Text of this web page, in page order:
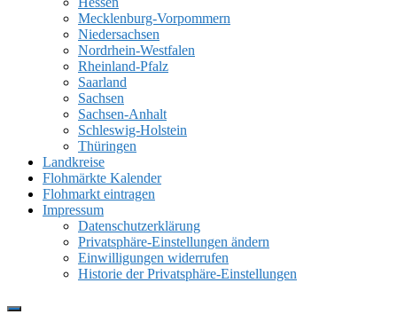
Mecklenburg-Vorpommern
Niedersachsen
Nordrhein-Westfalen
Rheinland-Pfalz
Saarland
Sachsen
Sachsen-Anhalt
Schleswig-Holstein
Thüringen
Landkreise
Flohmärkte Kalender
Flohmarkt eintragen
Impressum
Datenschutzerklärung
Privatsphäre-Einstellungen ändern
Einwilligungen widerrufen
Historie der Privatsphäre-Einstellungen
Show